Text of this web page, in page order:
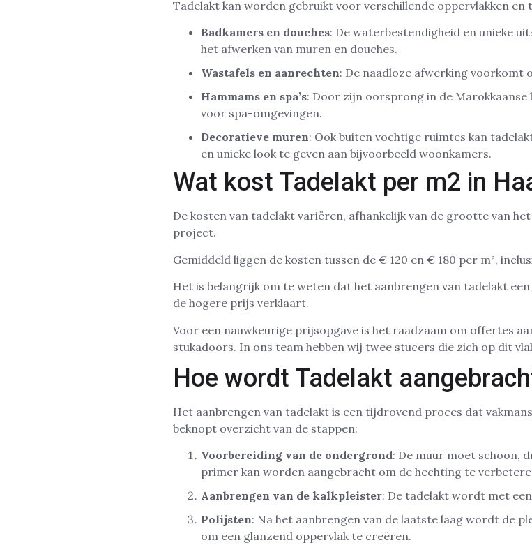
Tadelakt kan worden gebruikt voor verschillende oppervlakken en
Badkamers en douches: De waterbestendigheid en unieke
het afwerken van muren en douches.
Wastafels en aanrechten: De naadloze afwerking voorkomt
Hammams en spa’s: Door zijn oorsprong in de Marokkaanse
voor spa-omgevingen.
Decoratieve muren: Ook buiten vochtige ruimtes kan
en unieke look te geven aan bijvoorbeeld woonkamers.
Wat kost Tadelakt per m2 in
De kosten van tadelakt variëren, afhankelijk van de grootte van
project.
Gemiddeld liggen de kosten tussen de € 120 en € 180 per m²,
Het is belangrijk om te weten dat het aanbrengen van tadelakt
de hogere prijs verklaart.
Voor een nauwkeurige prijsopgave is het raadzaam om offertes
stukadoors. In ons team hebben wij twee stucers die zich op dit
Hoe wordt Tadelakt
Het aanbrengen van tadelakt is een tijdrovend proces dat
beknopt overzicht van de stappen:
Voorbereiding van de ondergrond: De muur moet schoon,
primer kan worden aangebracht om de hechting te
Aanbrengen van de kalkpleister: De tadelakt wordt met
Polijsten: Na het aanbrengen van de laatste laag wordt de
om een glanzend oppervlak te creëren.